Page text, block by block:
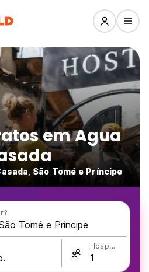
em Agua
São Tomé e Príncipe
Hóspedes